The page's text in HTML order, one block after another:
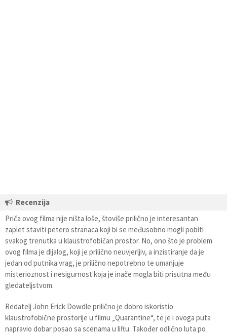
Recenzija
Priča ovog filma nije ništa loše, štoviše prilično je interesantan
zaplet staviti petero stranaca koji bi se međusobno mogli pobiti
svakog trenutka u klaustrofobičan prostor. No, ono što je problem
ovog filma je dijalog, koji je prilično neuvjerljiv, a inzistiranje da je
jedan od putnika vrag, je prilično nepotrebno te umanjuje
misterioznost i nesigurnost koja je inače mogla biti prisutna među
gledateljstvom.
Redatelj John Erick Dowdle prilično je dobro iskoristio
klaustrofobične prostorije u filmu „Quarantine“, te je i ovoga puta
napravio dobar posao sa scenama u liftu. Također odlično luta po